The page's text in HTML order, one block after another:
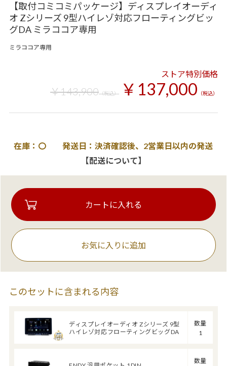
【取付コミコミパッケージ】ディスプレイオーディ
オ Zシリーズ 9型ハイレゾ対応フローティングビッ
グDA ミラココア専用
ミラココア専用
ストア特別価格
￥143,900（税込） ￥137,000 （税込）
在庫：〇 発送日：決済確認後、2営業日以内の発送
【配送について】
お気に入りに追加
このセットに含まれる内容
ディスプレイオーディオ Zシリーズ 9型
ハイレゾ対応フローティングビッグDA
数量
1
数量